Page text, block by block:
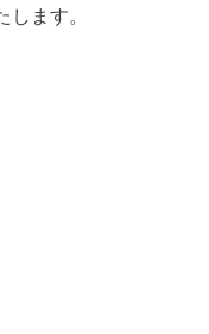
ます。